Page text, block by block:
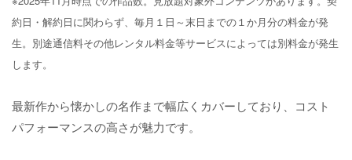
約日・解約日に関わらず、毎月１日～末日までの１か月分の料金が発
生。別途通信料その他レンタル料金等サービスによっては別料金が発生
します。
最新作から懐かしの名作まで幅広くカバーしており、コスト
パフォーマンスの高さが魅力です。